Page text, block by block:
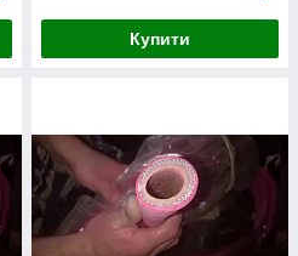
Купити